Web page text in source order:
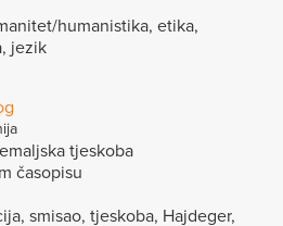
humanistika, etika,
jezik
tjeskoba
časopisu
smisao, tjeskoba, Hajdeger,